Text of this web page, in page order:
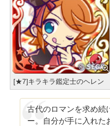
[★7]キラキラ鑑定士のヘレン
古代のロマンを求め続
ー。自分が手に入れた